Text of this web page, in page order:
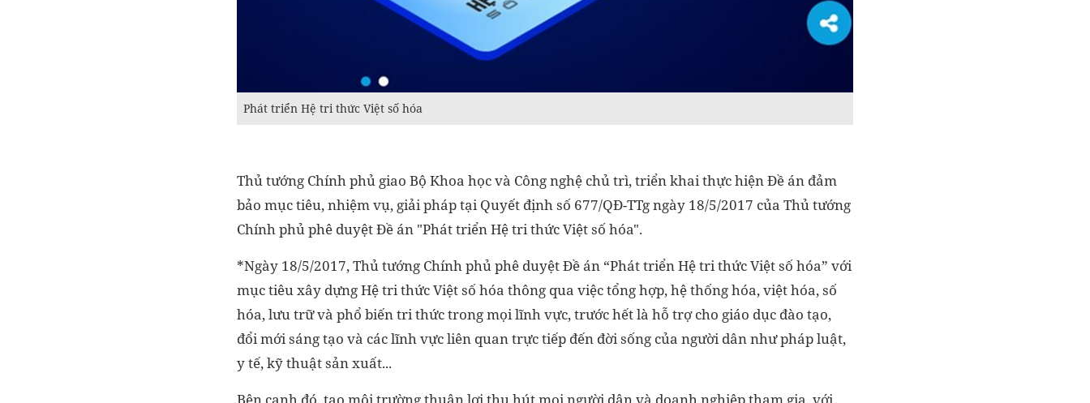
Phát triển Hệ tri thức Việt số hóa
Thủ tướng Chính phủ giao Bộ Khoa học và Công nghệ chủ trì, triển khai thực hiện Đề án đảm
bảo mục tiêu, nhiệm vụ, giải pháp tại Quyết định số 677/QĐ-TTg ngày 18/5/2017 của Thủ tướng
Chính phủ phê duyệt Đề án "Phát triển Hệ tri thức Việt số hóa".
*Ngày 18/5/2017, Thủ tướng Chính phủ phê duyệt Đề án “Phát triển Hệ tri thức Việt số hóa” với
mục tiêu xây dựng Hệ tri thức Việt số hóa thông qua việc tổng hợp, hệ thống hóa, việt hóa, số
hóa, lưu trữ và phổ biến tri thức trong mọi lĩnh vực, trước hết là hỗ trợ cho giáo dục đào tạo,
đổi mới sáng tạo và các lĩnh vực liên quan trực tiếp đến đời sống của người dân như pháp luật,
y tế, kỹ thuật sản xuất...